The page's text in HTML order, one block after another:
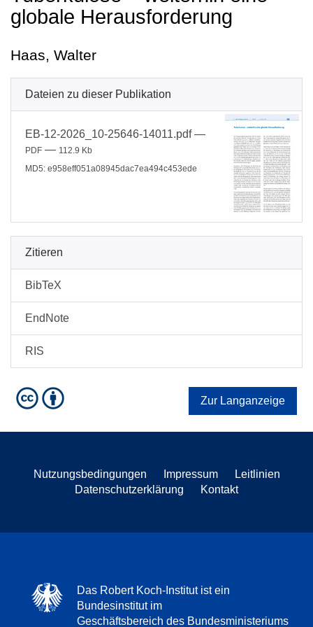
globale Herausforderung
Haas, Walter
Dateien zu dieser Publikation
EB-12-2026_10-25646-14011.pdf—
PDF — 112.9 Kb
MD5: e958eff051a08945dac7ea494c453ede
Zitieren
BibTeX
EndNote
RIS
Zur Langanzeige
Nutzungsbedingungen Impressum
Leitlinien
Datenschutzerklärung
Kontakt
Das Robert Koch-Institut ist ein
Bundesinstitut im
Geschäftsbereich des Bundesministeriums